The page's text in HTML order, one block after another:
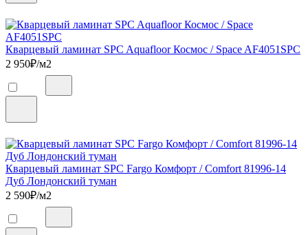
Кварцевый ламинат SPC Aquafloor Космос / Space AF4051SPC
2 950₽/м2
Кварцевый ламинат SPC Fargo Комфорт / Comfort 81996-14
Дуб Лондонский туман
2 590₽/м2